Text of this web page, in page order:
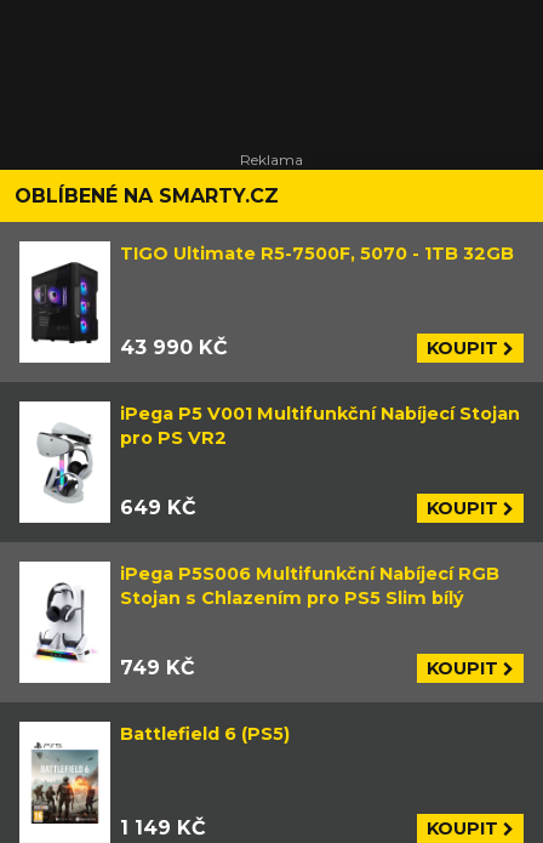
OBLÍBENÉ NA SMARTY.CZ
TIGO Ultimate R5-7500F, 5070 - 1TB 32GB
43 990 KČ KOUPIT
iPega P5 V001 Multifunkční Nabíjecí Stojan
pro PS VR2
649 KČ KOUPIT
iPega P5S006 Multifunkční Nabíjecí RGB
Stojan s Chlazením pro PS5 Slim bílý
749 KČ KOUPIT
Battlefield 6 (PS5)
1 149 KČ KOUPIT